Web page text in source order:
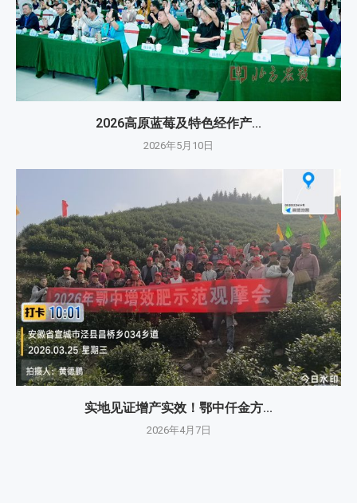
2026高原蓝莓及特色经作产...
2026年5月10日
实地见证增产实效！鄂中仟金方...
2026年4月7日